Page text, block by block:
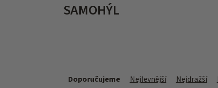
SAMOHÝL
Doporučujeme Nejlevnější Nejdražší